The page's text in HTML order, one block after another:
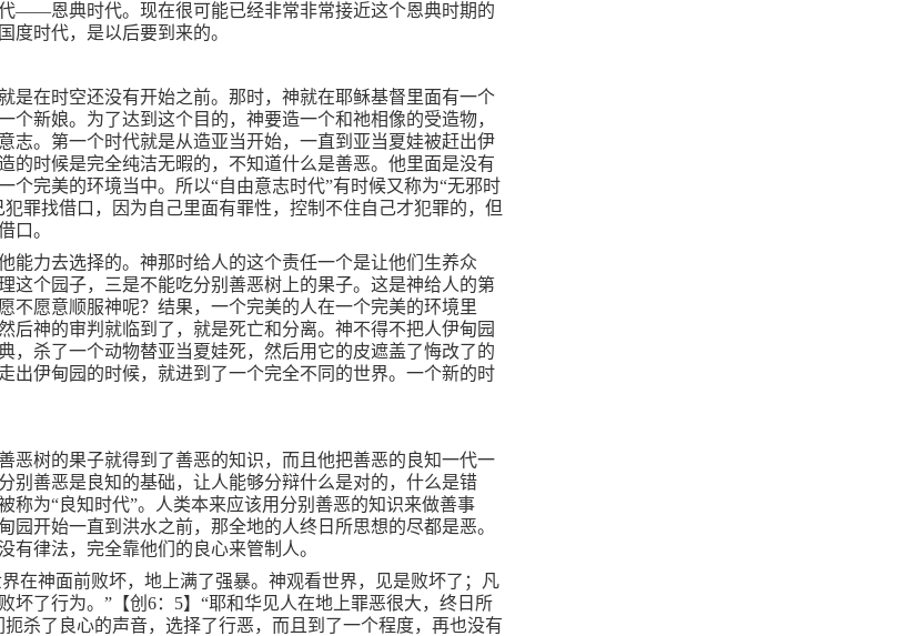
——恩典时代。现在很可能已经非常非常接近这个恩典时期的
度时代，是以后要到来的。
是在时空还没有开始之前。那时，神就在耶稣基督里面有一个
个新娘。为了达到这个目的，神要造一个和祂相像的受造物，
志。第一个时代就是从造亚当开始，一直到亚当夏娃被赶出伊
的时候是完全纯洁无暇的，不知道什么是善恶。他里面是没有
个完美的环境当中。所以“自由意志时代”有时候又称为“无邪时
罪找借口，因为自己里面有罪性，控制不住自己才犯罪的，但
口。
能力去选择的。神那时给人的这个责任一个是让他们生养众
这个园子，三是不能吃分别善恶树上的果子。这是神给人的第
不愿意顺服神呢？结果，一个完美的人在一个完美的环境里
后神的审判就临到了，就是死亡和分离。神不得不把人伊甸园
，杀了一个动物替亚当夏娃死，然后用它的皮遮盖了悔改了的
出伊甸园的时候，就进到了一个完全不同的世界。一个新的时
恶树的果子就得到了善恶的知识，而且他把善恶的良知一代一
别善恶是良知的基础，让人能够分辩什么是对的，什么是错
称为“良知时代”。人类本来应该用分别善恶的知识来做善事
园开始一直到洪水之前，那全地的人终日所思想的尽都是恶。
有律法，完全靠他们的良心来管制人。
界在神面前败坏，地上满了强暴。神观看世界，见是败坏了；凡
坏了行为。”【创 6： 5】“耶和华见人在地上罪恶很大，终日所
扼杀了良心的声音，选择了行恶，而且到了一个程度，再也没有